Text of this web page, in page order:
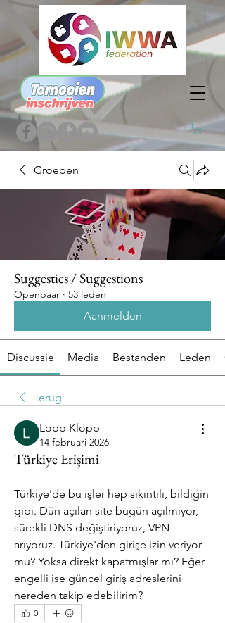
Groepen
Suggesties / Suggestions
Openbaar · 53 leden
Aanmelden
Discussie Media Bestanden Leden
Terug
Lopp Klopp
14 februari 2026
Türkiye Erişimi
Türkiye'de bu işler hep sıkıntılı, bildiğin
gibi. Dün açılan site bugün açılmıyor,
sürekli DNS değiştiriyoruz, VPN
arıyoruz. Türkiye'den girişe izin veriyor
mu? Yoksa direkt kapatmışlar mı? Eğer
engelli ise güncel giriş adreslerini
nereden takip edebilirim?
0